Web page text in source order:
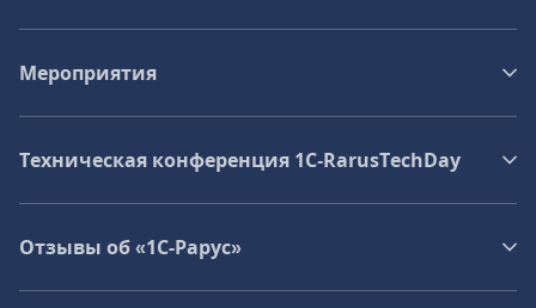
Мероприятия
Техническая конференция 1C‑RarusTechDay
Отзывы об «1С-Рарус»